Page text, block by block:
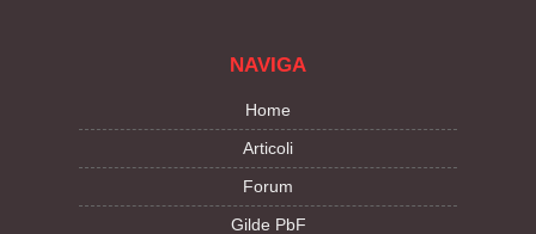
NAVIGA
Home
Articoli
Forum
Gilde PbF